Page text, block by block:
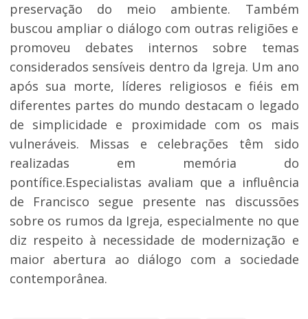
preservação do meio ambiente. Também
buscou ampliar o diálogo com outras religiões e
promoveu debates internos sobre temas
considerados sensíveis dentro da Igreja. Um ano
após sua morte, líderes religiosos e fiéis em
diferentes partes do mundo destacam o legado
de simplicidade e proximidade com os mais
vulneráveis. Missas e celebrações têm sido
realizadas em memória do
pontífice.Especialistas avaliam que a influência
de Francisco segue presente nas discussões
sobre os rumos da Igreja, especialmente no que
diz respeito à necessidade de modernização e
maior abertura ao diálogo com a sociedade
contemporânea.